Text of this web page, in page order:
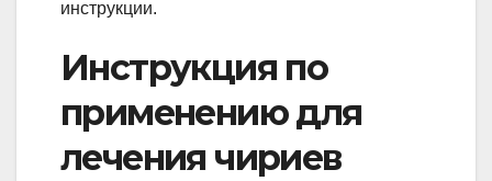
инструкции.
Инструкция по
применению для
лечения чириев